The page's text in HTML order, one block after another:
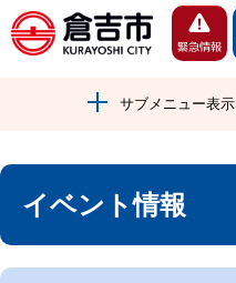
サブメニュー表示
イベント情報